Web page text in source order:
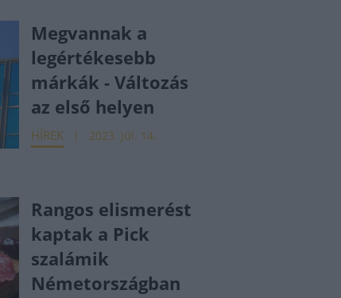
Megvannak a
legértékesebb
márkák - Változás
az első helyen
HÍREK 2023. júl. 14.
Rangos elismerést
kaptak a Pick
szalámik
Németországban